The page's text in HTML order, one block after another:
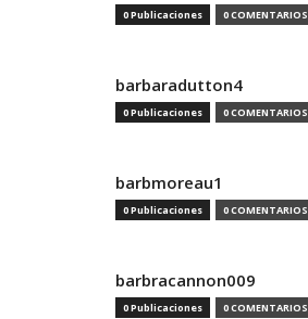
0 Publicaciones 0 COMENTARIOS
barbaradutton4
0 Publicaciones 0 COMENTARIOS
barbmoreau1
0 Publicaciones 0 COMENTARIOS
barbracannon009
0 Publicaciones 0 COMENTARIOS